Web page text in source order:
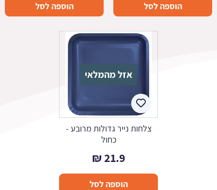
הוספה לסל הוספה לסל
אזל מהמלאי
צלחות נייר גדולות מרובע -
כחול
21.9
₪
הוספה לסל